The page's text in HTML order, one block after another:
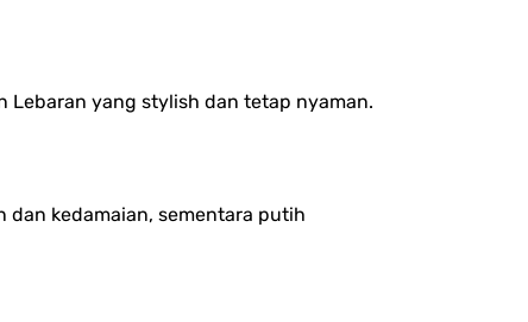
Lebaran yang stylish dan tetap nyaman.
dan kedamaian, sementara putih